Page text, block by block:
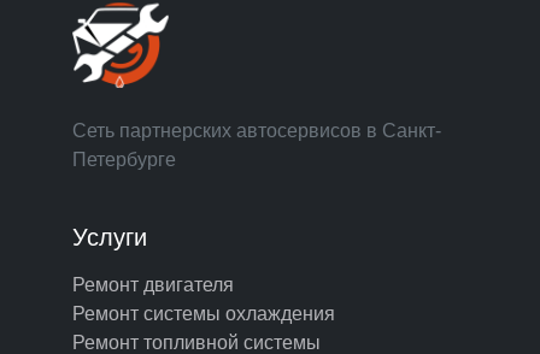
Сеть партнерских автосервисов в Санкт-
Петербурге
Услуги
Ремонт двигателя
Ремонт системы охлаждения
Ремонт топливной системы